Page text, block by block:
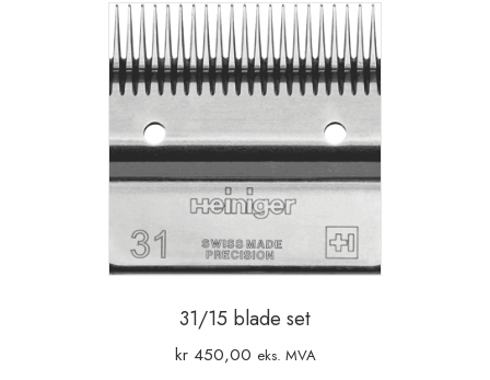
varianter.
Alternativene
kan
velges
på
produktsiden
31/15 blade set
kr450,00 eks. MVA